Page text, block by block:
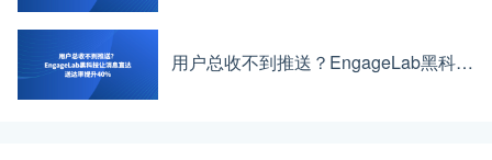
用户总收不到推送？EngageLab黑科技让消息直达，送达率提升40%